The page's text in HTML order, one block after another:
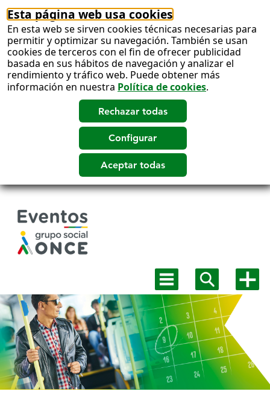
Esta página web usa cookies
En esta web se sirven cookies técnicas necesarias para
permitir y optimizar su navegación. También se usan
cookies de terceros con el fin de ofrecer publicidad
basada en sus hábitos de navegación y analizar el
rendimiento y tráfico web. Puede obtener más
información en nuestra Política de cookies.
Mostrar
menú
principal
Mostrar
buscadormás